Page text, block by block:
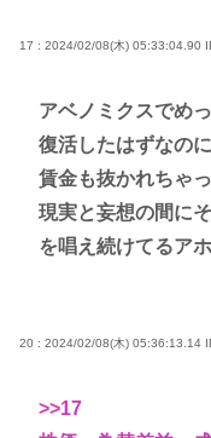
17 : 2024/02/08(木) 05:33:04.90
アベノミクスでめ
復活したはずなの
賃金も抜かれちゃ
現実と妄想の間に
を唱え続けてるア
20 : 2024/02/08(木) 05:36:13.14
>>17